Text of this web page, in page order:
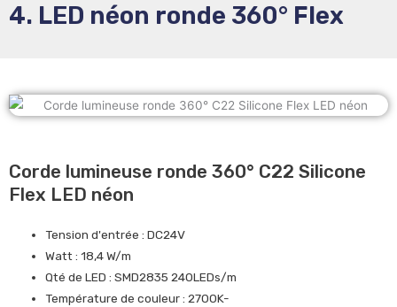
4. LED néon ronde 360° Flex
Corde lumineuse ronde 360° C22 Silicone
Flex LED néon
Tension d'entrée : DC24V
Watt : 18,4 W/m
Qté de LED : SMD2835 240LEDs/m
Température de couleur : 2700K-